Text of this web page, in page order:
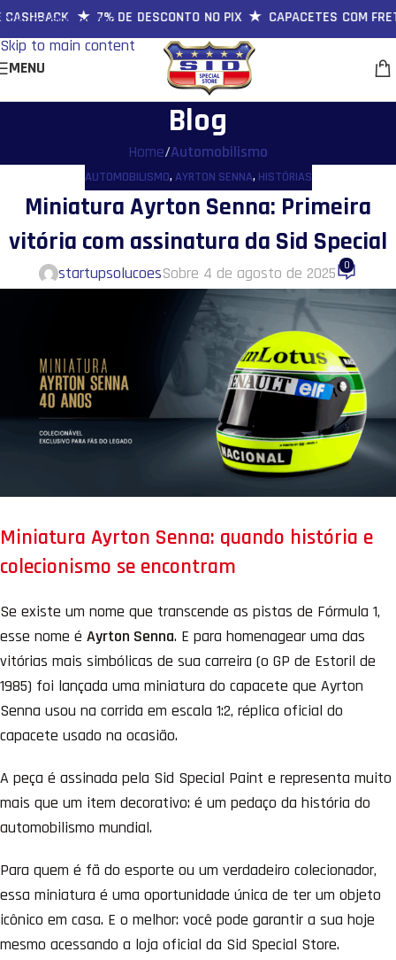
Skip to navigation
Skip to main content
★ 7% DE DESCONTO NO PIX ★ CAPACETES COM
MENU
Blog
Home/Automobilismo
AUTOMOBILISMO, AYRTON SENNA, HISTÓRIAS
Miniatura Ayrton Senna: Primeira
vitória com assinatura da Sid Special
startupsolucoesSobre 4 de agosto de 2025 0
Miniatura Ayrton Senna: quando história e
colecionismo se encontram
Se existe um nome que transcende as pistas de Fórmula 1,
esse nome é Ayrton Senna. E para homenagear uma das
vitórias mais simbólicas de sua carreira (o GP de Estoril de
1985) foi lançada uma miniatura do capacete que Ayrton
Senna usou na corrida em escala 1:2, réplica oficial do
capacete usado na ocasião.
A peça é assinada pela Sid Special Paint e representa muito
mais que um item decorativo: é um pedaço da história do
automobilismo mundial.
Para quem é fã do esporte ou um verdadeiro colecionador,
essa miniatura é uma oportunidade única de ter um objeto
icônico em casa. E o melhor: você pode garantir a sua hoje
mesmo acessando a loja oficial da Sid Special Store.